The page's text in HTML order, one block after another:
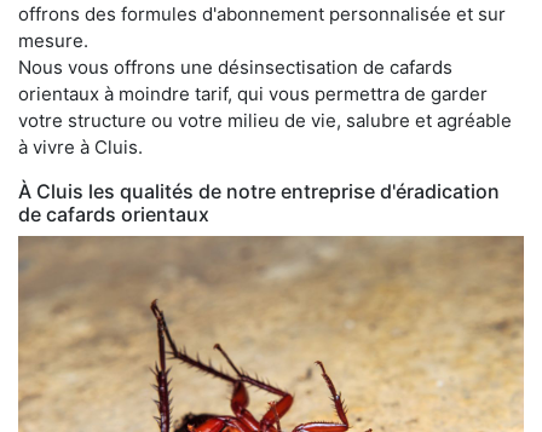
offrons des formules d'abonnement personnalisée et sur
mesure.
Nous vous offrons une désinsectisation de cafards
orientaux à moindre tarif, qui vous permettra de garder
votre structure ou votre milieu de vie, salubre et agréable
à vivre à Cluis.
À Cluis les qualités de notre entreprise d'éradication
de cafards orientaux